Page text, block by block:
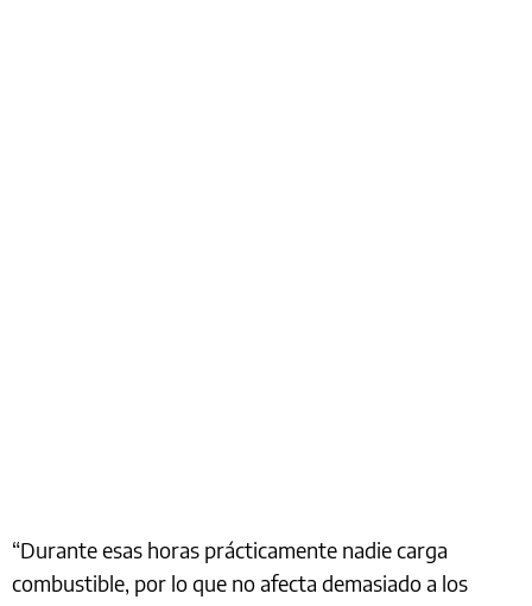
“Durante esas horas prácticamente nadie carga
combustible, por lo que no afecta demasiado a los